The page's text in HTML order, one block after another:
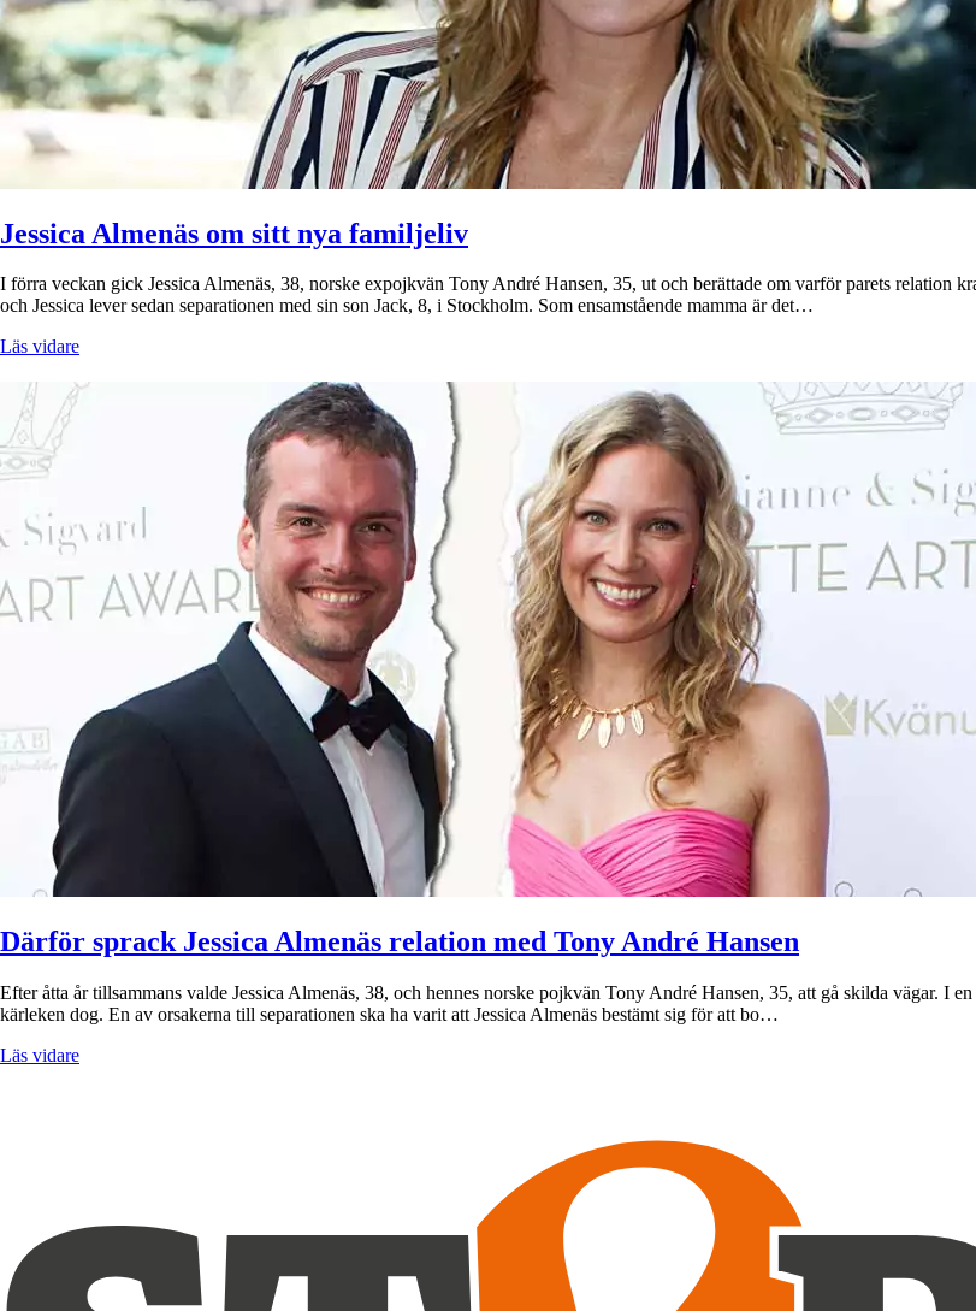
Jessica Almenäs om sitt nya familjeliv
I förra veckan gick Jessica Almenäs, 38, norske expojkvän Tony André Hansen, 35, ut och berättade om varför parets relation
och Jessica lever sedan separationen med sin son Jack, 8, i Stockholm. Som ensamstående mamma är det…
Läs vidare
Därför sprack Jessica Almenäs relation med Tony André Hansen
Efter åtta år tillsammans valde Jessica Almenäs, 38, och hennes norske pojkvän Tony André Hansen, 35, att gå skilda vägar. I
kärleken dog. En av orsakerna till separationen ska ha varit att Jessica Almenäs bestämt sig för att bo…
Läs vidare